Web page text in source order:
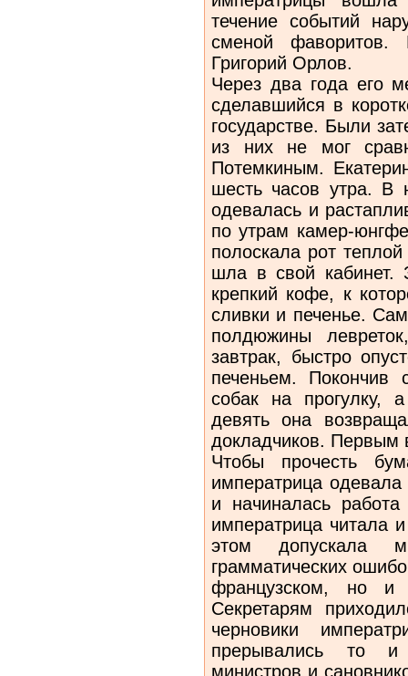
течение событий
сменой фаворитов.
Григорий Орлов.
Через два года его
сделавшийся в
государстве. Были
из них не мог
Потемкиным.
шесть часов утра. В
одевалась и
по утрам камер-
полоскала рот
шла в свой кабинет.
крепкий кофе, к
сливки и печенье.
полдюжины
завтрак, быстро
печеньем. Покончив
собак на прогулку,
девять она
докладчиков. Первым
Чтобы прочесть
императрица
и начиналась
императрица читала
этом допускала
грамматических
французском, но
Секретарям
черновики
прерывались то и
министров и